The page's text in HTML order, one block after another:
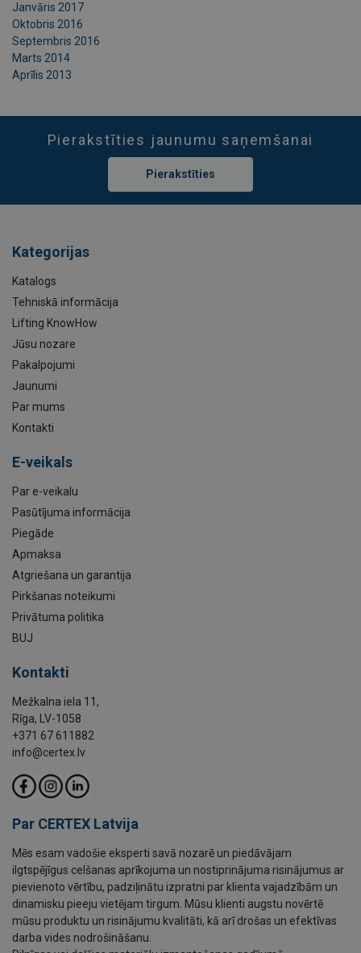
Janvāris 2017
Oktobris 2016
Septembris 2016
Marts 2014
Aprīlis 2013
Pierakstīties jaunumu saņemšanai
Pierakstīties
Kategorijas
Katalogs
Tehniskā informācija
Lifting KnowHow
Jūsu nozare
Pakalpojumi
Jaunumi
Par mums
Kontakti
E-veikals
Par e-veikalu
Pasūtījuma informācija
Piegāde
Apmaksa
Atgriešana un garantija
Pirkšanas noteikumi
Privātuma politika
BUJ
Kontakti
Mežkalna iela 11,
Rīga, LV-1058
+371 67 611882
info@certex.lv
Par CERTEX Latvija
Mēs esam vadošie eksperti savā nozarē un piedāvājam
ilgtspējīgus celšanas aprīkojuma un nostiprinājuma risinājumus ar
pievienoto vērtību, padziļinātu izpratni par klienta vajadzībām un
dinamisku pieeju vietējam tirgum. Mūsu klienti augstu novērtē
mūsu produktu un risinājumu kvalitāti, kā arī drošas un efektīvas
darba vides nodrošināšanu.